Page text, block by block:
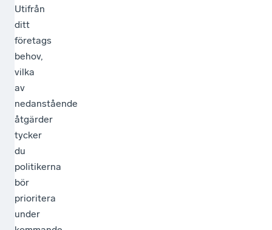
Utifrån
ditt
företags
behov,
vilka
av
nedanstående
åtgärder
tycker
du
politikerna
bör
prioritera
under